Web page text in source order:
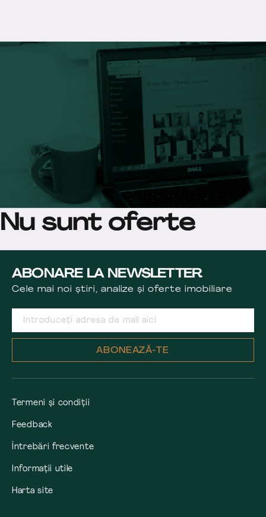
Nu sunt oferte
ABONARE LA NEWSLETTER
Cele mai noi știri, analize și oferte imobiliare
ABONEAZĂ-TE
Termeni și condiții
Feedback
Întrebări frecvente
Informații utile
Harta site